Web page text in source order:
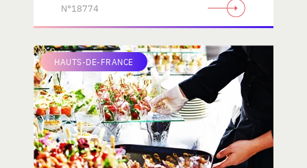
N°18774
HAUTS-DE-FRANCE